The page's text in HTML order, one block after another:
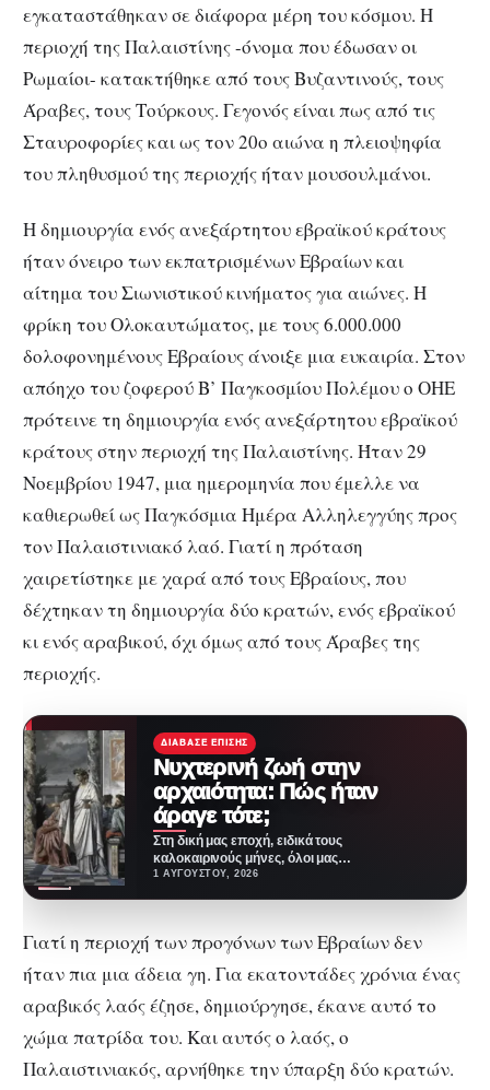
εγκαταστάθηκαν σε διάφορα μέρη του κόσμου. Η
περιοχή της Παλαιστίνης -όνομα που έδωσαν οι
Ρωμαίοι- κατακτήθηκε από τους Βυζαντινούς, τους
Άραβες, τους Τούρκους. Γεγονός είναι πως από τις
Σταυροφορίες και ως τον 20ο αιώνα η πλειοψηφία
του πληθυσμού της περιοχής ήταν μουσουλμάνοι.
Η δημιουργία ενός ανεξάρτητου εβραϊκού κράτους
ήταν όνειρο των εκπατρισμένων Εβραίων και
αίτημα του Σιωνιστικού κινήματος για αιώνες. Η
φρίκη του Ολοκαυτώματος, με τους 6.000.000
δολοφονημένους Εβραίους άνοιξε μια ευκαιρία. Στον
απόηχο του ζοφερού Β’ Παγκοσμίου Πολέμου ο ΟΗΕ
πρότεινε τη δημιουργία ενός ανεξάρτητου εβραϊκού
κράτους στην περιοχή της Παλαιστίνης. Ήταν 29
Νοεμβρίου 1947, μια ημερομηνία που έμελλε να
καθιερωθεί ως Παγκόσμια Ημέρα Αλληλεγγύης προς
τον Παλαιστινιακό λαό. Γιατί η πρόταση
χαιρετίστηκε με χαρά από τους Εβραίους, που
δέχτηκαν τη δημιουργία δύο κρατών, ενός εβραϊκού
κι ενός αραβικού, όχι όμως από τους Άραβες της
περιοχής.
ΔΙΆΒΑΣΕ ΕΠΊΣΗΣ
Νυχτερινή ζωή στην
αρχαιότητα: Πώς ήταν
άραγε τότε;
Στη δική μας εποχή, ειδικά τους
καλοκαιρινούς μήνες, όλοι μας
λίγο-πολύ βρίσκουμε ευκαιρίες
1 ΑΥΓΟΎΣΤΟΥ, 2026
Γιατί η περιοχή των προγόνων των Εβραίων δεν
ήταν πια μια άδεια γη. Για εκατοντάδες χρόνια ένας
αραβικός λαός έζησε, δημιούργησε, έκανε αυτό το
χώμα πατρίδα του. Και αυτός ο λαός, ο
Παλαιστινιακός, αρνήθηκε την ύπαρξη δύο κρατών.